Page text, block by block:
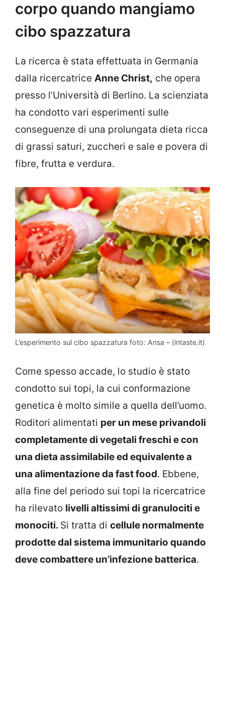
corpo quando mangiamo
cibo spazzatura
La ricerca è stata effettuata in Germania
dalla ricercatrice Anne Christ, che opera
presso l’Università di Berlino. La scienziata
ha condotto vari esperimenti sulle
conseguenze di una prolungata dieta ricca
di grassi saturi, zuccheri e sale e povera di
fibre, frutta e verdura.
L’esperimento sul cibo spazzatura foto: Ansa – (intaste.it)
Come spesso accade, lo studio è stato
condotto sui topi, la cui conformazione
genetica è molto simile a quella dell’uomo.
Roditori alimentati per un mese privandoli
completamente di vegetali freschi e con
una dieta assimilabile ed equivalente a
una alimentazione da fast food. Ebbene,
alla fine del periodo sui topi la ricercatrice
ha rilevato livelli altissimi di granulociti e
monociti. Si tratta di cellule normalmente
prodotte dal sistema immunitario quando
deve combattere un’infezione batterica.